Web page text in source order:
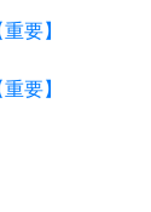
要】
要】